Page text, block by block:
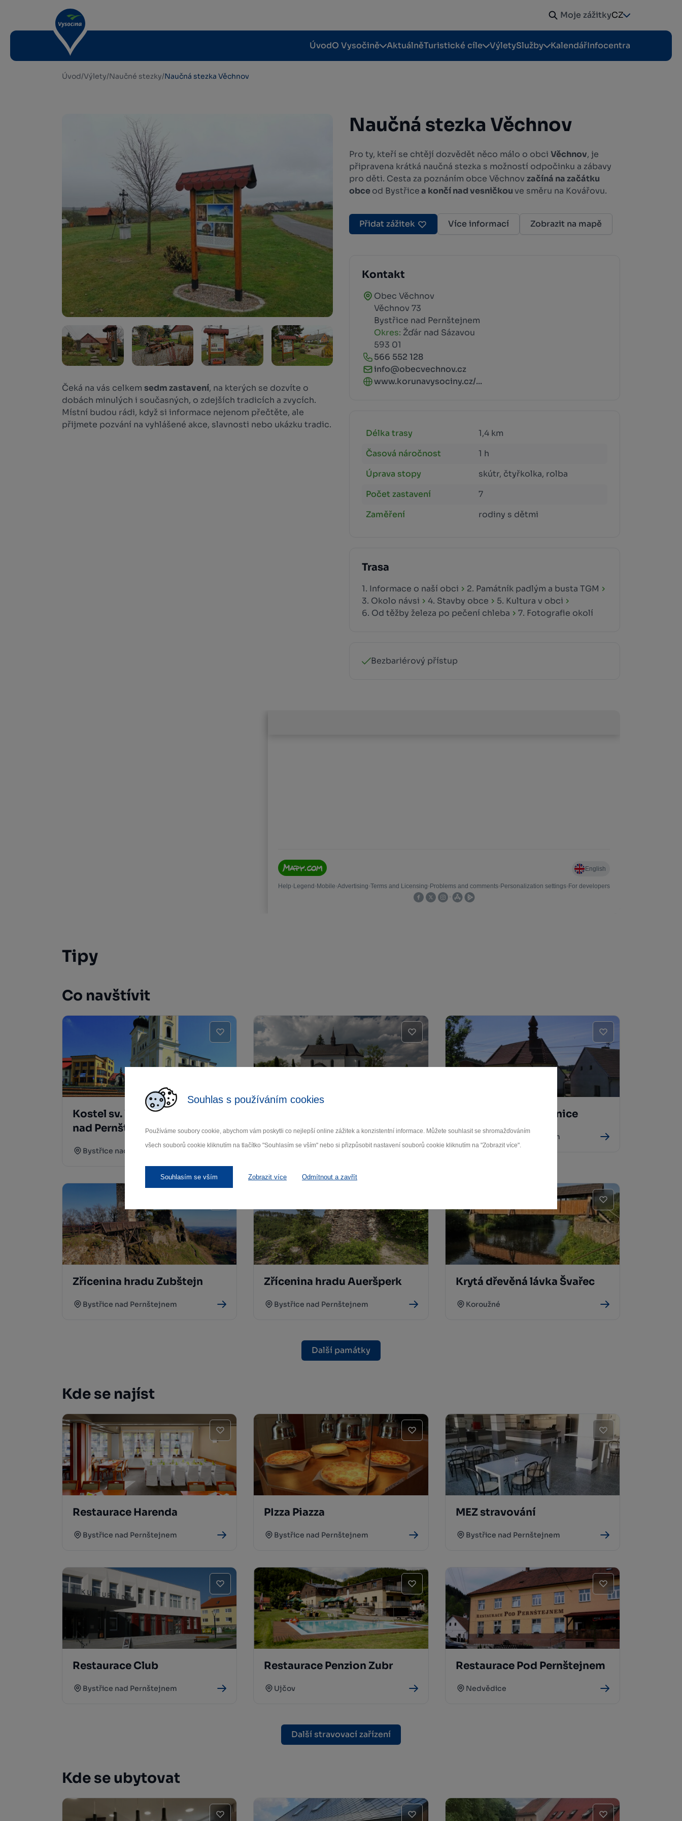
Souhlas s používáním cookies
Používáme soubory cookie, abychom vám poskytli co nejlepší online zážitek a konzistentní informace. Můžete souhlasit se shromažďováním
všech souborů cookie kliknutím na tlačítko "Souhlasím se vším" nebo si přizpůsobit nastavení souborů cookie kliknutím na "Zobrazit více".
Souhlasím se vším Zobrazit více Odmítnout a zavřít
Moje zážitkyCZ
ÚvodO Vysočině AktuálněTuristické cíle VýletySlužby KalendářInfocentra
Úvod/Výlety/Naučné stezky/Naučná stezka Věchnov
Naučná stezka Věchnov
Pro ty, kteří se chtějí dozvědět něco málo o obci Věchnov, je
připravena krátká naučná stezka s možností odpočinku a zábavy
pro děti. Cesta za poznáním obce Věchnov začíná na začátku
obceod Bystřicea končí nad vesničkouve směru na Kovářovu.
Přidat zážitek Více informací Zobrazit na mapě
Kontakt
Obec Věchnov
Věchnov 73
Bystřice nad Pernštejnem
Okres: Žďár nad Sázavou
593 01
566 552 128
info@obecvechnov.cz
www.korunavysociny.cz/...
Délka trasy
1,4 km
Časová náročnost
1 h
Úprava stopy
skútr, čtyřkolka, rolba
Počet zastavení
7
Zaměření
rodiny s dětmi
Trasa
1. Informace o naší obci
2. Památník padlým a busta TGM
3. Okolo návsi
4. Stavby obce
5. Kultura v obci
6. Od těžby železa po pečení chleba
7. Fotografie okolí
Bezbariérový přístup
Čeká na vás celkem sedm zastavení, na kterých se dozvíte o
dobách minulých i současných, o zdejších tradicích a zvycích.
Místní budou rádi, když si informace nejenom přečtěte, ale
přijmete pozvání na vyhlášené akce, slavnosti nebo ukázku tradic.
Tipy
Co navštívit
Kostel sv. Vavřince Bystřice
nad Pernštejnem
Bystřice nad Pernštejnem
Bystřice nad Pernštejnem
Bystřice nad Pernštejnem
Kaple sv. Anny Pivonice
Bystřice nad Pernštejnem
Zřícenina hradu Zubštejn
Bystřice nad Pernštejnem
Zřícenina hradu Aueršperk
Bystřice nad Pernštejnem
Krytá dřevěná lávka Švařec
Koroužné
Další památky
Kde se najíst
Restaurace Harenda
Bystřice nad Pernštejnem
PIzza Piazza
Bystřice nad Pernštejnem
MEZ stravování
Bystřice nad Pernštejnem
Restaurace Club
Bystřice nad Pernštejnem
Restaurace Penzion Zubr
Ujčov
Restaurace Pod Pernštejnem
Nedvědice
Další stravovací zařízení
Kde se ubytovat